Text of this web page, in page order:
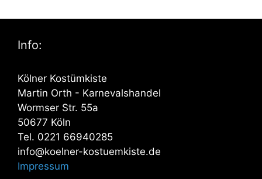
Info:
Kölner Kostümkiste
Martin Orth - Karnevalshandel
Wormser Str. 55a
50677 Köln
Tel. 0221 66940285
info@koelner-kostuemkiste.de
Impressum